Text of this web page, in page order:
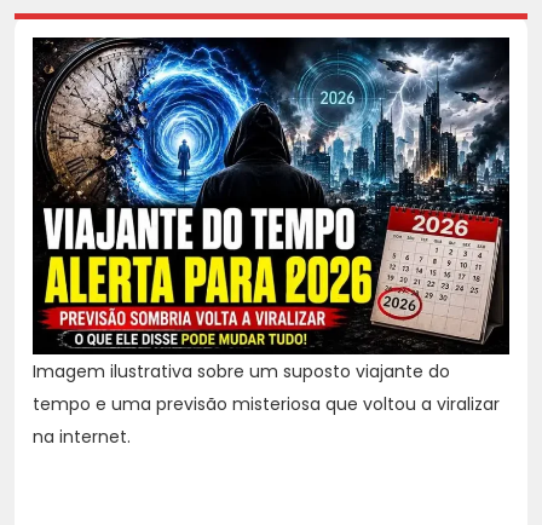
Imagem ilustrativa sobre um suposto viajante do
tempo e uma previsão misteriosa que voltou a viralizar
na internet.